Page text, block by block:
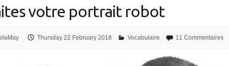
❅
votre portrait robot
Thursday 22 February 2018 Vocabulaire 11 Commentaires